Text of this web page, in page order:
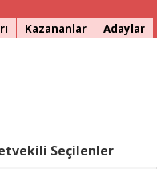
Kazananlar Adaylar
Seçilenler